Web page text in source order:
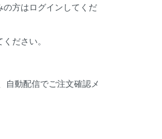
方はログインしてくだ
ださい。
自動配信でご注文確認メ